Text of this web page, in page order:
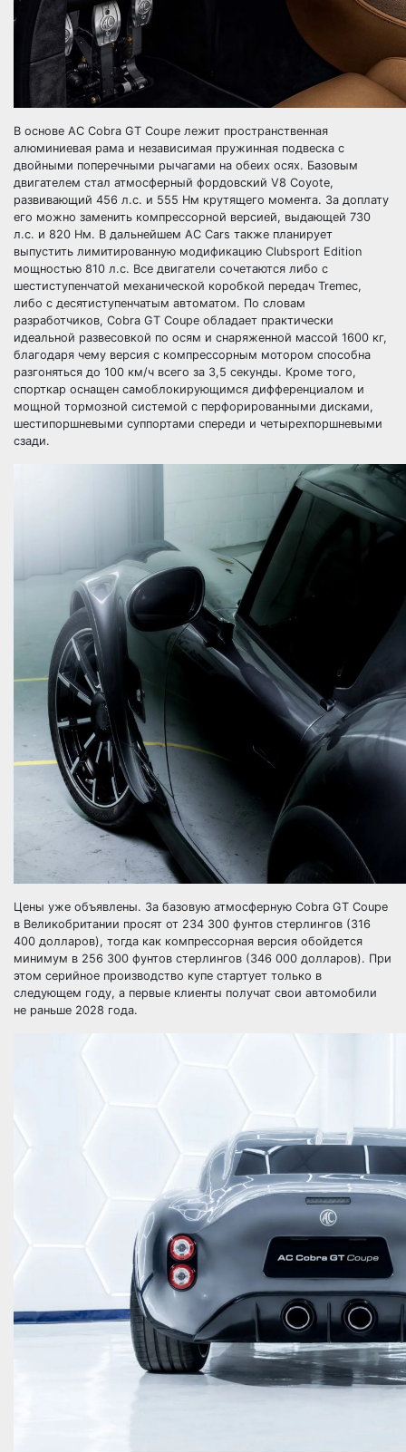
В основе AC Cobra GT Coupe лежит пространственная
алюминиевая рама и независимая пружинная подвеска с
двойными поперечными рычагами на обеих осях. Базовым
двигателем стал атмосферный фордовский V8 Coyote,
развивающий 456 л.с. и 555 Нм крутящего момента. За доплату
его можно заменить компрессорной версией, выдающей 730
л.с. и 820 Нм. В дальнейшем AC Cars также планирует
выпустить лимитированную модификацию Clubsport Edition
мощностью 810 л.с. Все двигатели сочетаются либо с
шестиступенчатой механической коробкой передач Tremec,
либо с десятиступенчатым автоматом. По словам
разработчиков, Cobra GT Coupe обладает практически
идеальной развесовкой по осям и снаряженной массой 1600 кг,
благодаря чему версия с компрессорным мотором способна
разгоняться до 100 км/ч всего за 3,5 секунды. Кроме того,
спорткар оснащен самоблокирующимся дифференциалом и
мощной тормозной системой с перфорированными дисками,
шестипоршневыми суппортами спереди и четырехпоршневыми
сзади.
Цены уже объявлены. За базовую атмосферную Cobra GT Coupe
в Великобритании просят от 234 300 фунтов стерлингов (316
400 долларов), тогда как компрессорная версия обойдется
минимум в 256 300 фунтов стерлингов (346 000 долларов). При
этом серийное производство купе стартует только в
следующем году, а первые клиенты получат свои автомобили
не раньше 2028 года.